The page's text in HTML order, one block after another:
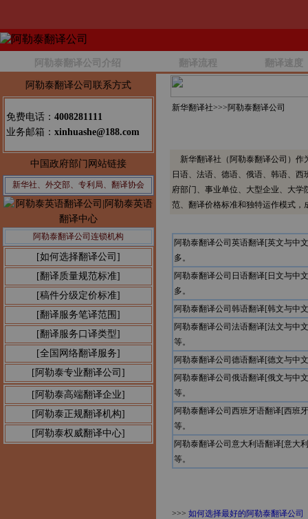
阿勒泰翻译公司介绍 翻译流程 翻译速度
阿勒泰翻译公司联系方式
免费电话： 4008281111
业务邮箱： xinhuashe@188.com
中国政府部门网站链接
新华社、外交部、专利局、翻译协会
阿勒泰翻译公司连锁机构
[如何选择翻译公司]
[翻译质量规范标准]
[稿件分级定价标准]
[翻译服务笔译范围]
[翻译服务口译类型]
[全国网络翻译服务]
[阿勒泰专业翻译公司]
[阿勒泰高端翻译企业]
[阿勒泰正规翻译机构]
[阿勒泰权威翻译中心]
新华翻译社>>> 阿勒泰翻译公司
新华翻译社（阿勒泰翻译公司）作
日语、法语、德语、俄语、韩语、
府部门、事业单位、大型企业、大
范、翻译价格标准和独特运作模式
阿勒泰翻译公司英语翻译[英文与中
多。
阿勒泰翻译公司日语翻译[日文与中
多。
阿勒泰翻译公司韩语翻译[韩文与中
阿勒泰翻译公司法语翻译[法文与中
等。
阿勒泰翻译公司德语翻译[德文与中
阿勒泰翻译公司俄语翻译[俄文与中
等。
阿勒泰翻译公司西班牙语翻译[西班
等。
阿勒泰翻译公司意大利语翻译[意大
等。
>>> 如何选择最好的阿勒泰翻译公司